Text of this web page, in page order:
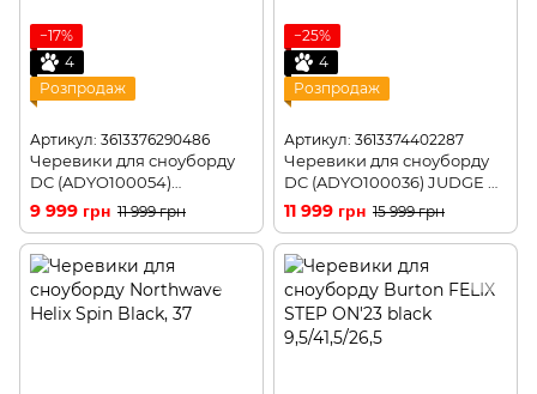
−17%
4
Розпродаж
Артикул: 3613376290486
Черевики для сноуборду
DC (ADYO100054)
CONTROL 9,5 BOAX RARE
RACING RED
9 999 грн 11 999 грн
−25%
4
Розпродаж
Артикул: 3613374402287
Черевики для сноуборду
DC (ADYO100036) JUDGE M
BOAX GRY 10 43(р)
11 999 грн 15 999 грн